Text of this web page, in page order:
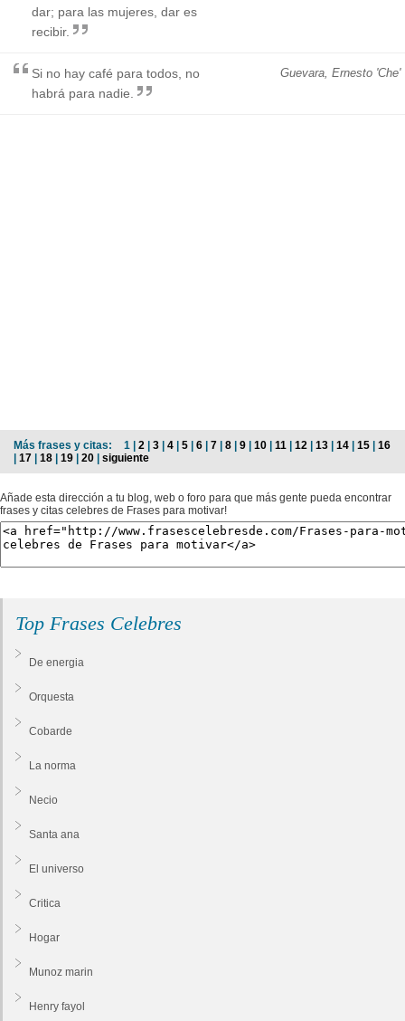
dar; para las mujeres, dar es
recibir.
Guevara, Ernesto 'Che'
Si no hay café para todos, no
habrá para nadie.
Más frases y citas: 1 | 2 | 3 | 4 | 5 | 6 | 7 | 8 | 9 | 10 | 11 | 12 | 13 | 14 | 15 | 16
| 17 | 18 | 19 | 20 | siguiente
Añade esta dirección a tu blog, web o foro para que más gente pueda encontrar
frases y citas celebres de Frases para motivar!
Top Frases Celebres
De energia
Orquesta
Cobarde
La norma
Necio
Santa ana
El universo
Critica
Hogar
Munoz marin
Henry fayol